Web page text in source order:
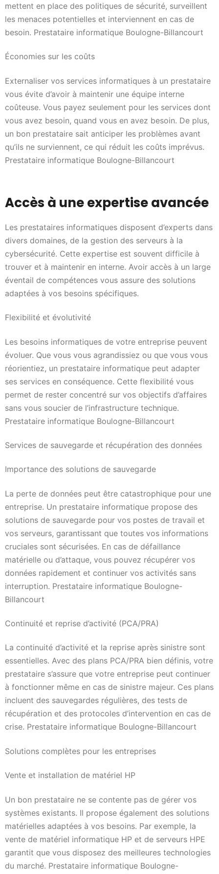
mettent en place des politiques de sécurité, surveillent
les menaces potentielles et interviennent en cas de
besoin. Prestataire informatique Boulogne-Billancourt
Économies sur les coûts
Externaliser vos services informatiques à un prestataire
vous évite d’avoir à maintenir une équipe interne
coûteuse. Vous payez seulement pour les services dont
vous avez besoin, quand vous en avez besoin. De plus,
un bon prestataire sait anticiper les problèmes avant
qu’ils ne surviennent, ce qui réduit les coûts imprévus.
Prestataire informatique Boulogne-Billancourt
Accès à une expertise avancée
Les prestataires informatiques disposent d’experts dans
divers domaines, de la gestion des serveurs à la
cybersécurité. Cette expertise est souvent difficile à
trouver et à maintenir en interne. Avoir accès à un large
éventail de compétences vous assure des solutions
adaptées à vos besoins spécifiques.
Flexibilité et évolutivité
Les besoins informatiques de votre entreprise peuvent
évoluer. Que vous vous agrandissiez ou que vous vous
réorientiez, un prestataire informatique peut adapter
ses services en conséquence. Cette flexibilité vous
permet de rester concentré sur vos objectifs d’affaires
sans vous soucier de l’infrastructure technique.
Prestataire informatique Boulogne-Billancourt
Services de sauvegarde et récupération des données
Importance des solutions de sauvegarde
La perte de données peut être catastrophique pour une
entreprise. Un prestataire informatique propose des
solutions de sauvegarde pour vos postes de travail et
vos serveurs, garantissant que toutes vos informations
cruciales sont sécurisées. En cas de défaillance
matérielle ou d’attaque, vous pouvez récupérer vos
données rapidement et continuer vos activités sans
interruption. Prestataire informatique Boulogne-
Billancourt
Continuité et reprise d’activité (PCA/PRA)
La continuité d’activité et la reprise après sinistre sont
essentielles. Avec des plans PCA/PRA bien définis, votre
prestataire s’assure que votre entreprise peut continuer
à fonctionner même en cas de sinistre majeur. Ces plans
incluent des sauvegardes régulières, des tests de
récupération et des protocoles d’intervention en cas de
crise. Prestataire informatique Boulogne-Billancourt
Solutions complètes pour les entreprises
Vente et installation de matériel HP
Un bon prestataire ne se contente pas de gérer vos
systèmes existants. Il propose également des solutions
matérielles adaptées à vos besoins. Par exemple, la
vente de matériel informatique HP et de serveurs HPE
garantit que vous disposez des meilleures technologies
du marché. Prestataire informatique Boulogne-